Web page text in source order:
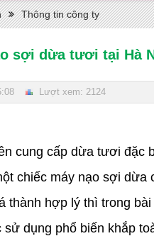
Thông tin công ty
sợi dừa tươi tại Hà
Lượt xem: 2124
cung cấp dừa tươi đặc
chiếc máy nạo sợi
thành hợp lý thì trong
dụng phổ biến khắp